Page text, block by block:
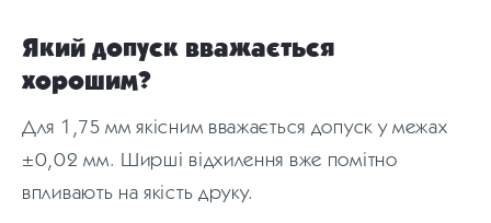
Який допуск вважається
хорошим?
Для 1,75 мм якісним вважається допуск у межах
±0,02 мм. Ширші відхилення вже помітно
впливають на якість друку.